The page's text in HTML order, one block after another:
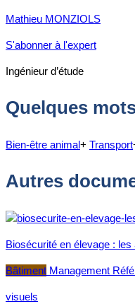
Mathieu MONZIOLS
S'abonner à l'expert
Ingénieur d’étude
Quelques
Bien-être animal+ Transport
Autres
Biosécurité en élevage :
Bâtiment Management
visuels